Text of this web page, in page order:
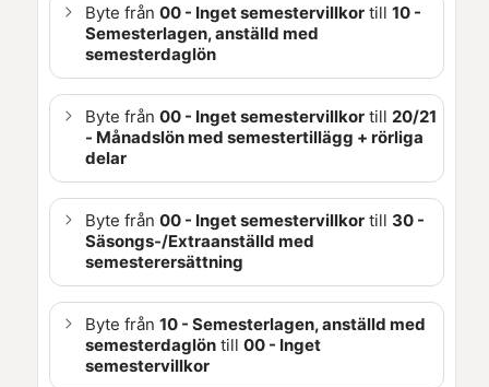
Byte från 00 - Inget semestervillkor till 10 -
Semesterlagen, anställd med
semesterdaglön
Byte från 00 - Inget semestervillkor till 20/21
- Månadslön med semestertillägg + rörliga
delar
Byte från 00 - Inget semestervillkor till 30 -
Säsongs-/Extraanställd med
semesterersättning
Byte från 10 - Semesterlagen, anställd med
semesterdaglön till 00 - Inget
semestervillkor